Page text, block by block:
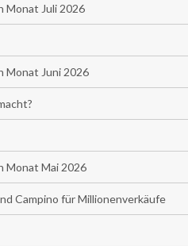
Monat Juli 2026
Monat Juni 2026
Monat Mai 2026
Campino für Millionenverkäufe